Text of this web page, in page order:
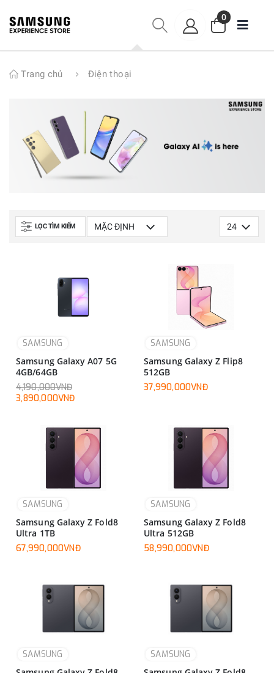
0
Trang chủ Điện thoại
LỌC TÌM KIẾM
SAMSUNG
Samsung Galaxy A07 5G
4GB/64GB
4,190,000VNĐ
3,890,000VNĐ
SAMSUNG
Samsung Galaxy Z Flip8
512GB
37,990,000VNĐ
SAMSUNG
Samsung Galaxy Z Fold8
Ultra 1TB
67,990,000VNĐ
SAMSUNG
Samsung Galaxy Z Fold8
Ultra 512GB
58,990,000VNĐ
SAMSUNG
SAMSUNG